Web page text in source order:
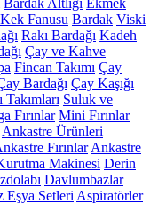
Bardak Altlığı Ekmek
Kek Fanusu Bardak Viski
Rakı Bardağı Kadeh
Çay ve Kahve
Fincan Takımı Çay
Bardağı Çay Kaşığı
Takımları Suluk ve
Fırınlar Mini Fırınlar
Ankastre Ürünleri
Fırınlar Ankastre
Makinesi Derin
Davlumbazlar
Eşya Setleri Aspiratörler